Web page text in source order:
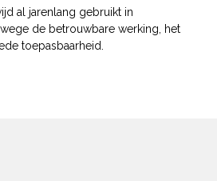
al jarenlang gebruikt in
de betrouwbare werking, het
toepasbaarheid.